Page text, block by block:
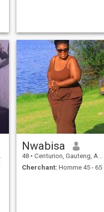
Nwabisa
48 • Centurion, Gauteng, Afrique du Sud
Cherchant: Homme 45 - 65